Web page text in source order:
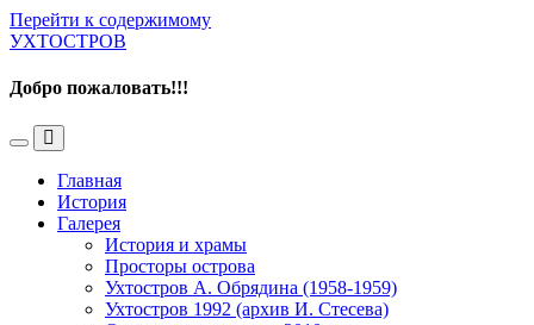
Перейти к содержимому
УХТОСТРОВ
Добро пожаловать!!!
Переключить
меню
Переключить
поле
поиска
Главная
История
Галерея
История и храмы
Просторы острова
Ухтостров А. Обрядина (1958-1959)
Ухтостров 1992 (архив И. Стесева)